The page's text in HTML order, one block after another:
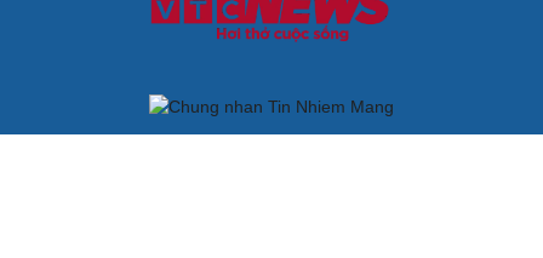
Bí thư Quảng Ninh: Trăn trở nhất là người dân được gì
ĐBQH TP Hà Nội "hiến kế" khai thác hiệu quả đường
Vành đai 5 - Vùng Thủ đô